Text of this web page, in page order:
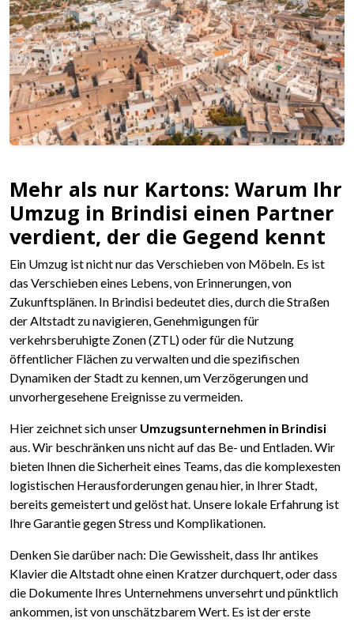
Mehr als nur Kartons: Warum Ihr
Umzug in Brindisi einen Partner
verdient, der die Gegend kennt
Ein Umzug ist nicht nur das Verschieben von Möbeln. Es ist
das Verschieben eines Lebens, von Erinnerungen, von
Zukunftsplänen. In Brindisi bedeutet dies, durch die Straßen
der Altstadt zu navigieren, Genehmigungen für
verkehrsberuhigte Zonen (ZTL) oder für die Nutzung
öffentlicher Flächen zu verwalten und die spezifischen
Dynamiken der Stadt zu kennen, um Verzögerungen und
unvorhergesehene Ereignisse zu vermeiden.
Hier zeichnet sich unser Umzugsunternehmen in Brindisi
aus. Wir beschränken uns nicht auf das Be- und Entladen. Wir
bieten Ihnen die Sicherheit eines Teams, das die komplexesten
logistischen Herausforderungen genau hier, in Ihrer Stadt,
bereits gemeistert und gelöst hat. Unsere lokale Erfahrung ist
Ihre Garantie gegen Stress und Komplikationen.
Denken Sie darüber nach: Die Gewissheit, dass Ihr antikes
Klavier die Altstadt ohne einen Kratzer durchquert, oder dass
die Dokumente Ihres Unternehmens unversehrt und pünktlich
ankommen, ist von unschätzbarem Wert. Es ist der erste